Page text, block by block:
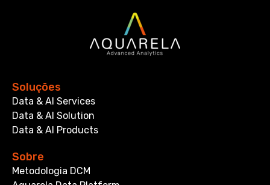
Soluções
Data & AI Services
Data & AI Solution
Data & AI Products
Sobre
Metodologia DCM